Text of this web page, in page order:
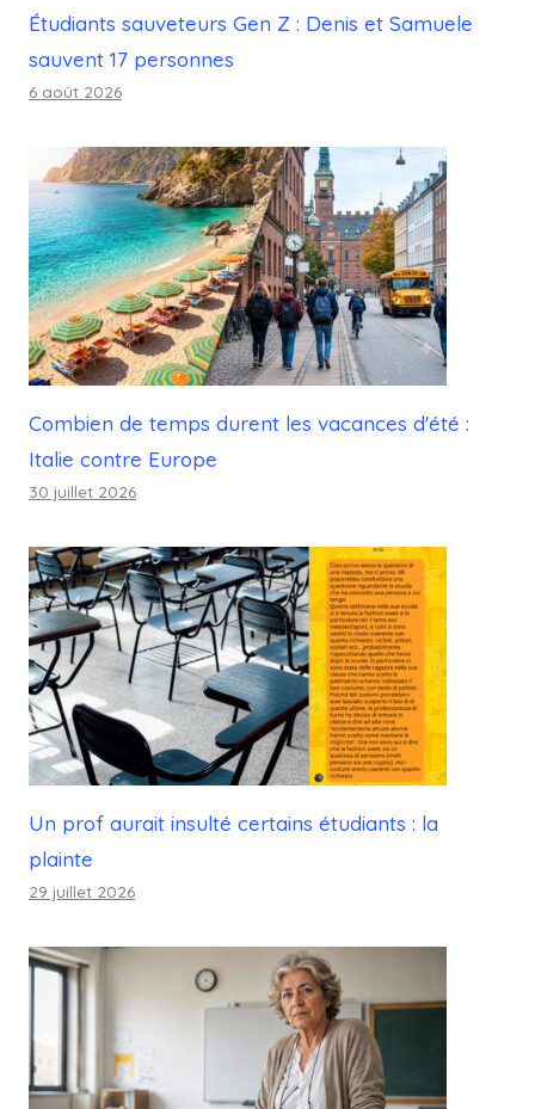
Étudiants sauveteurs Gen Z : Denis et Samuele
sauvent 17 personnes
6 août 2026
Combien de temps durent les vacances d'été :
Italie contre Europe
30 juillet 2026
Un prof aurait insulté certains étudiants : la
plainte
29 juillet 2026